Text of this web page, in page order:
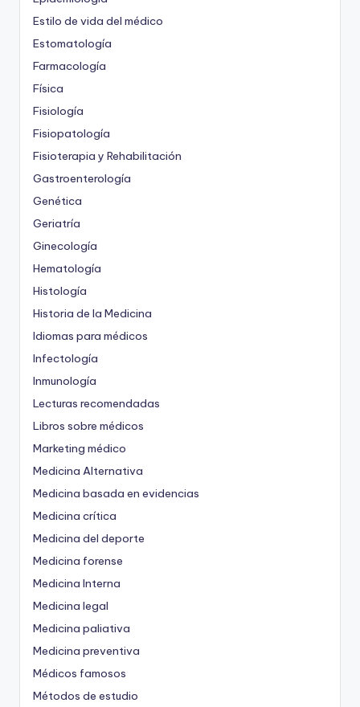
Estilo de vida del médico
Estomatología
Farmacología
Física
Fisiología
Fisiopatología
Fisioterapia y Rehabilitación
Gastroenterología
Genética
Geriatría
Ginecología
Hematología
Histología
Historia de la Medicina
Idiomas para médicos
Infectología
Inmunología
Lecturas recomendadas
Libros sobre médicos
Marketing médico
Medicina Alternativa
Medicina basada en evidencias
Medicina crítica
Medicina del deporte
Medicina forense
Medicina Interna
Medicina legal
Medicina paliativa
Medicina preventiva
Médicos famosos
Métodos de estudio